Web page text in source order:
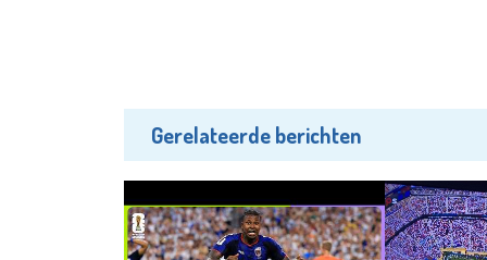
Gerelateerde berichten